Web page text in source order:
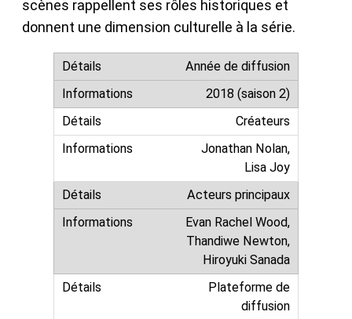
scènes rappellent ses rôles historiques et
donnent une dimension culturelle à la série.
Année de diffusion
2018 (saison 2)
Créateurs
Jonathan Nolan,
Lisa Joy
Acteurs principaux
Evan Rachel Wood,
Thandiwe Newton,
Hiroyuki Sanada
Plateforme de
diffusion